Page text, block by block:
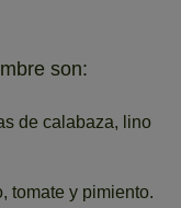
son:
de calabaza, lino
tomate y pimiento.